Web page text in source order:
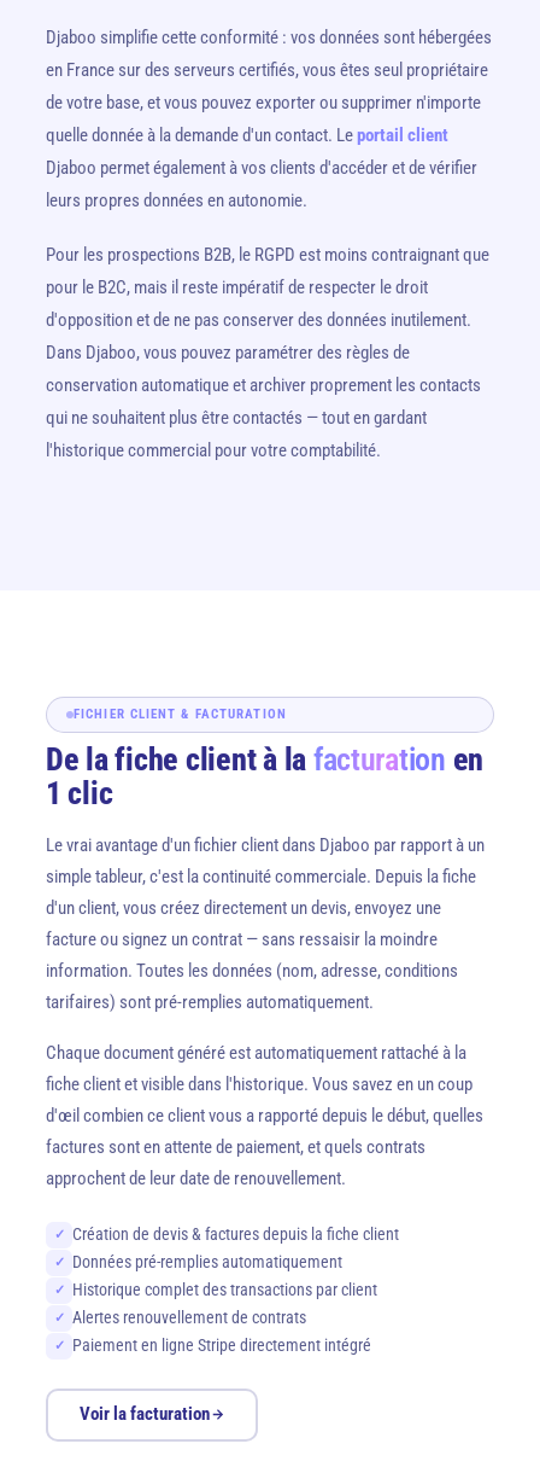
Djaboo simplifie cette conformité : vos données sont hébergées
en France sur des serveurs certifiés, vous êtes seul propriétaire
de votre base, et vous pouvez exporter ou supprimer n'importe
quelle donnée à la demande d'un contact. Leportail client
Djaboo permet également à vos clients d'accéder et de vérifier
leurs propres données en autonomie.
Pour les prospections B2B, le RGPD est moins contraignant que
pour le B2C, mais il reste impératif de respecter le droit
d'opposition et de ne pas conserver des données inutilement.
Dans Djaboo, vous pouvez paramétrer des règles de
conservation automatique et archiver proprement les contacts
qui ne souhaitent plus être contactés — tout en gardant
l'historique commercial pour votre comptabilité.
FICHIER CLIENT & FACTURATION
De la fiche client à la facturation en
1 clic
Le vrai avantage d'un fichier client dans Djaboo par rapport à un
simple tableur, c'est la continuité commerciale. Depuis la fiche
d'un client, vous créez directement un devis, envoyez une
facture ou signez un contrat — sans ressaisir la moindre
information. Toutes les données (nom, adresse, conditions
tarifaires) sont pré-remplies automatiquement.
Chaque document généré est automatiquement rattaché à la
fiche client et visible dans l'historique. Vous savez en un coup
d'œil combien ce client vous a rapporté depuis le début, quelles
factures sont en attente de paiement, et quels contrats
approchent de leur date de renouvellement.
✓ Création de devis & factures depuis la fiche client
✓ Données pré-remplies automatiquement
✓ Historique complet des transactions par client
✓ Alertes renouvellement de contrats
✓ Paiement en ligne Stripe directement intégré
Voir la facturation